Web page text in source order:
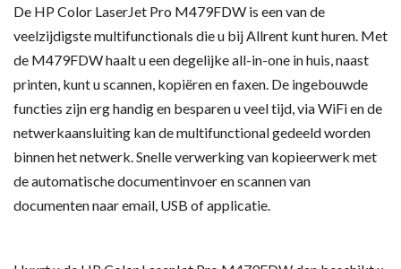
De HP Color LaserJet Pro M479FDW is een van de
veelzijdigste multifunctionals die u bij Allrent kunt huren. Met
de M479FDW haalt u een degelijke all-in-one in huis, naast
printen, kunt u scannen, kopiëren en faxen. De ingebouwde
functies zijn erg handig en besparen u veel tijd, via WiFi en de
netwerkaansluiting kan de multifunctional gedeeld worden
binnen het netwerk. Snelle verwerking van kopieerwerk met
de automatische documentinvoer en scannen van
documenten naar email, USB of applicatie.